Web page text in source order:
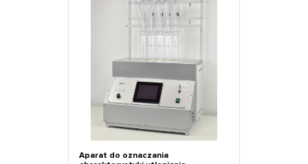
Aparat do oznaczania